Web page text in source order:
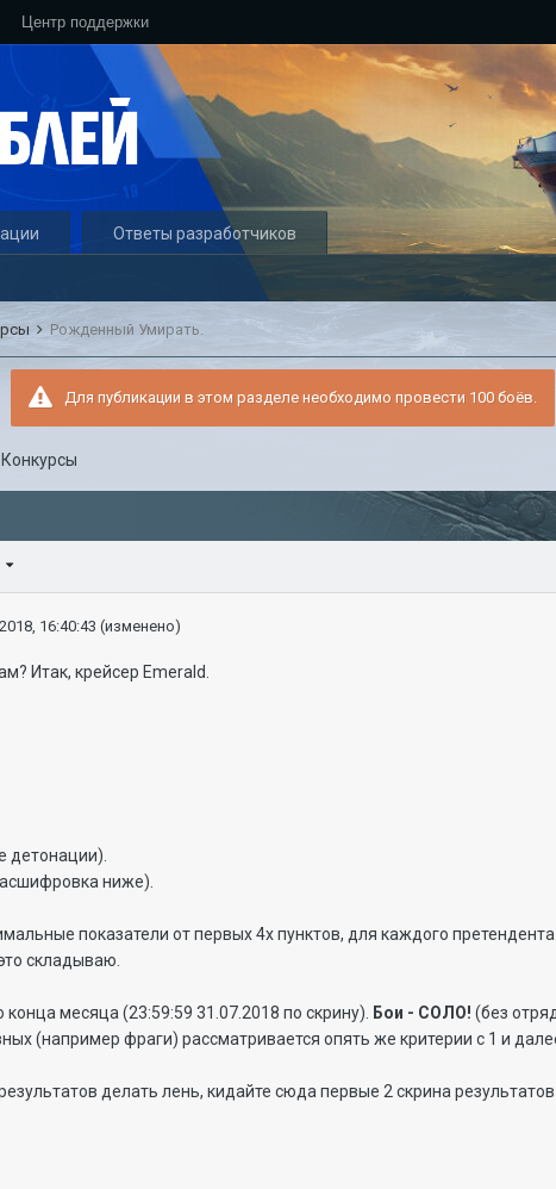
Центр поддержки
Ответы разработчиков
Рожденный Умирать.
Для публикации в этом разделе необходимо провести 100 боёв.
Конкурсы
16:40:43 (изменено)
Итак, крейсер Emerald.
детонации).
ниже).
показатели от первых 4х пунктов, для каждого
складываю.
конца месяца (23:59:59 31.07.2018 по скрину). Бои - СОЛО!(без
(например фраги) рассматривается опять же критерии с 1 и
делать лень, кидайте сюда первые 2 скрина